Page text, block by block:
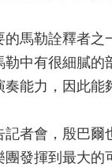
馬勒詮釋者
中有很細膩
能力，因此能
者會，殷巴
發揮到最大